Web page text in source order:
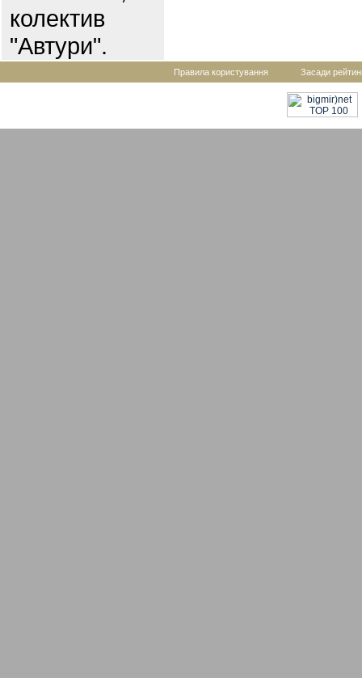
колектив
"Автури".
Правила користування Засади